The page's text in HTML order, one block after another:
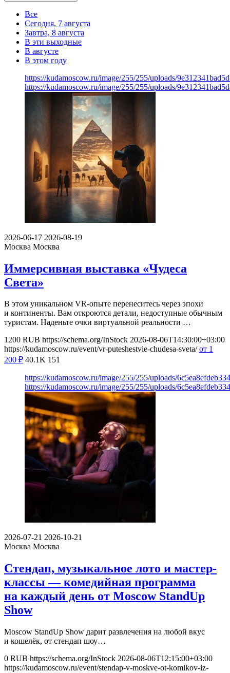
Все
Сегодня, 7 августа
Завтра, 8 августа
В эти выходные
В августе
В этом году
https://kudamoscow.ru/image/255/255/uploads/
https://kudamoscow.ru/image/255/255/uploads/
2026-06-17 2026-08-19
Москва Москва
Иммерсивная выставка «Чудеса
Света»
В этом уникальном VR-опыте перенеситесь через эпохи
и континенты. Вам откроются детали, недоступные обычным
туристам. Наденьте очки виртуальной реальности …
1200 RUB https://schema.org/InStock 2026-08-06T14:30:00+03:00
https://kudamoscow.ru/event/vr-puteshestvie-chudesa-sveta/ от 1
200 ₽ 40.1K 151
https://kudamoscow.ru/image/255/255/uploads/
https://kudamoscow.ru/image/255/255/uploads/
2026-07-21 2026-10-21
Москва Москва
Стендап, музыкальное лото и мастер-
классы — комедийная программа
на каждый день от Moscow StandUp
Show
Moscow StandUp Show дарит развлечения на любой вкус
и кошелёк, от стендап шоу…
0 RUB https://schema.org/InStock 2026-08-06T12:15:00+03:00
https://kudamoscow.ru/event/stendap-v-moskve-ot-komikov-iz-